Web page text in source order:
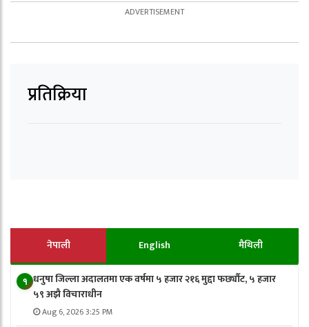
प्रतिक्रिया
नेपाली English मैथिली
१ धनुषा जिल्ला अदालतमा एक वर्षमा ५ हजार २१६ मुद्दा फर्छ्यौट, ५ हजार
५९ अझै विचाराधीन
Aug 6, 2026 3:25 PM